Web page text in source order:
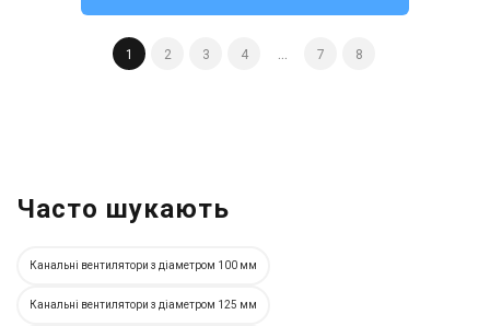
8 473 грн
1 2 3 4 ... 7 8
Часто шукають
Канальні вентилятори з діаметром 100 мм
Канальні вентилятори з діаметром 125 мм